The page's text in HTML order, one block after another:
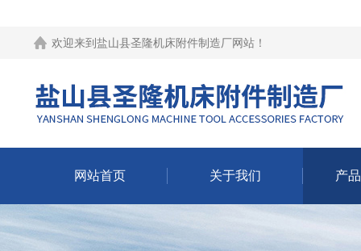
欢迎来到 盐山县圣隆机床附件制造厂网站 ！
网站首页 关于我们 产